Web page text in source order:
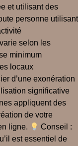
et utilisant des
personne utilisant
selon les
minimum
locaux
d’une exonération
significative
appliquent des
de votre
ligne.
Conseil :
est essentiel de